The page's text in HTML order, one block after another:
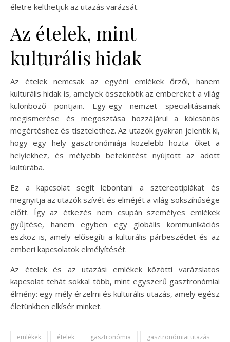
életre kelthetjük az utazás varázsát.
Az ételek, mint
kulturális hidak
Az ételek nemcsak az egyéni emlékek őrzői, hanem
kulturális hidak is, amelyek összekötik az embereket a világ
különböző pontjain. Egy-egy nemzet specialitásainak
megismerése és megosztása hozzájárul a kölcsönös
megértéshez és tisztelethez. Az utazók gyakran jelentik ki,
hogy egy hely gasztronómiája közelebb hozta őket a
helyiekhez, és mélyebb betekintést nyújtott az adott
kultúrába.
Ez a kapcsolat segít lebontani a sztereotípiákat és
megnyitja az utazók szívét és elméjét a világ sokszínűsége
előtt. Így az étkezés nem csupán személyes emlékek
gyűjtése, hanem egyben egy globális kommunikációs
eszköz is, amely elősegíti a kulturális párbeszédet és az
emberi kapcsolatok elmélyítését.
Az ételek és az utazási emlékek közötti varázslatos
kapcsolat tehát sokkal több, mint egyszerű gasztronómiai
élmény: egy mély érzelmi és kulturális utazás, amely egész
életünkben elkísér minket.
emlékek ételek gasztronómia
gasztronómiai utazás